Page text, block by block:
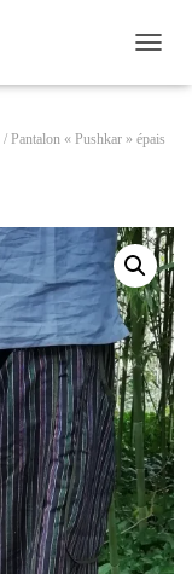
É
A
N
A
V
I
G
A
T
I
O
N
/ Pantalon « Pushkar » épais